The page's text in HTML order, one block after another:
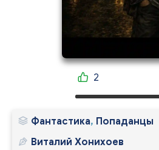
2
Фантастика, Попаданцы
Виталий Хонихоев